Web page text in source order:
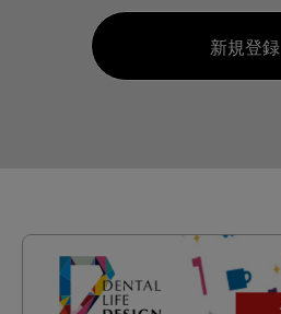
新規登録